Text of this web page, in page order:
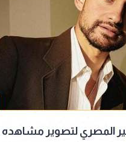
المصري لتصوير